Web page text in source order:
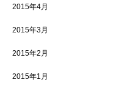
2015年4月
2015年3月
2015年2月
2015年1月